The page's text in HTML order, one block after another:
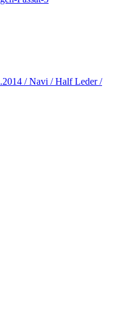
/ Navi / Half Leder /